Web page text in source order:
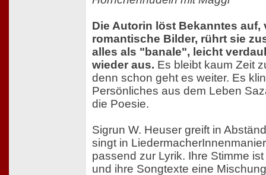
Die Autorin löst Bekanntes auf,
romantische Bilder, rührt sie
alles als "banale", leicht
wieder aus. Es bleibt kaum Zeit
denn schon geht es weiter. Es
Persönliches aus dem Leben
die Poesie.
Sigrun W. Heuser greift in
singt in
passend zur Lyrik. Ihre Stimme
und ihre Songtexte eine